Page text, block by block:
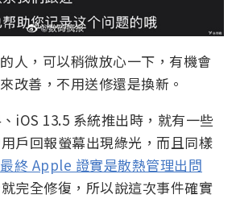
人，可以稍微放心一下，有機會
改善，不用送修還是換新。
iOS 13.5 系統推出時，就有一些
戶回報螢幕出現綠光，而且同樣
最終 Apple 證實是散熱管理出問
就完全修復，所以說這次事件確實